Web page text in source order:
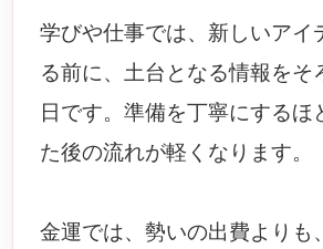
学びや仕事では、新しいアイ
る前に、土台となる情報をそ
日です。準備を丁寧にするほ
た後の流れが軽くなります。
金運では、勢いの出費よりも